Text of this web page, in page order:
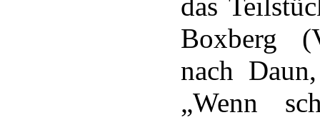
Boxberg
nach
„Wenn